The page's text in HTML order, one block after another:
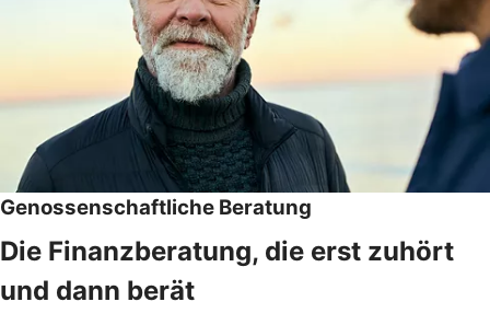
Genossenschaftliche Beratung
Die Finanzberatung, die erst zuhört
und dann berät